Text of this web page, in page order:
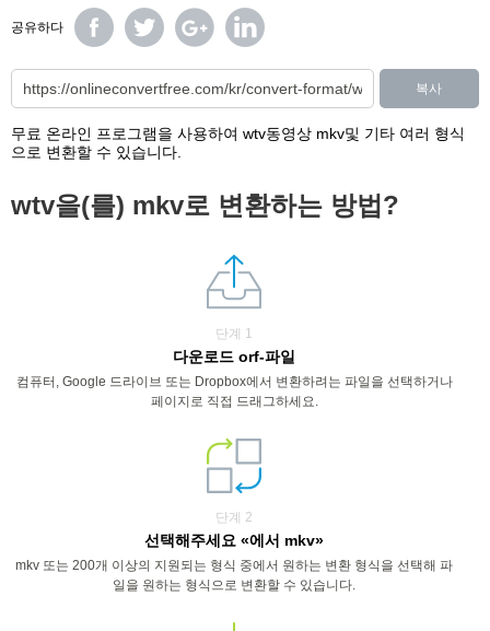
공유하다
복사
무료 온라인 프로그램을 사용하여 wtv동영상 mkv및 기타 여러 형식
으로 변환할 수 있습니다.
wtv을(를) mkv로 변환하는 방법?
단계 1
다운로드 orf-파일
컴퓨터, Google 드라이브 또는 Dropbox에서 변환하려는 파일을 선택하거나
페이지로 직접 드래그하세요.
단계 2
선택해주세요 «에서 mkv»
mkv 또는 200개 이상의 지원되는 형식 중에서 원하는 변환 형식을 선택해 파
일을 원하는 형식으로 변환할 수 있습니다.